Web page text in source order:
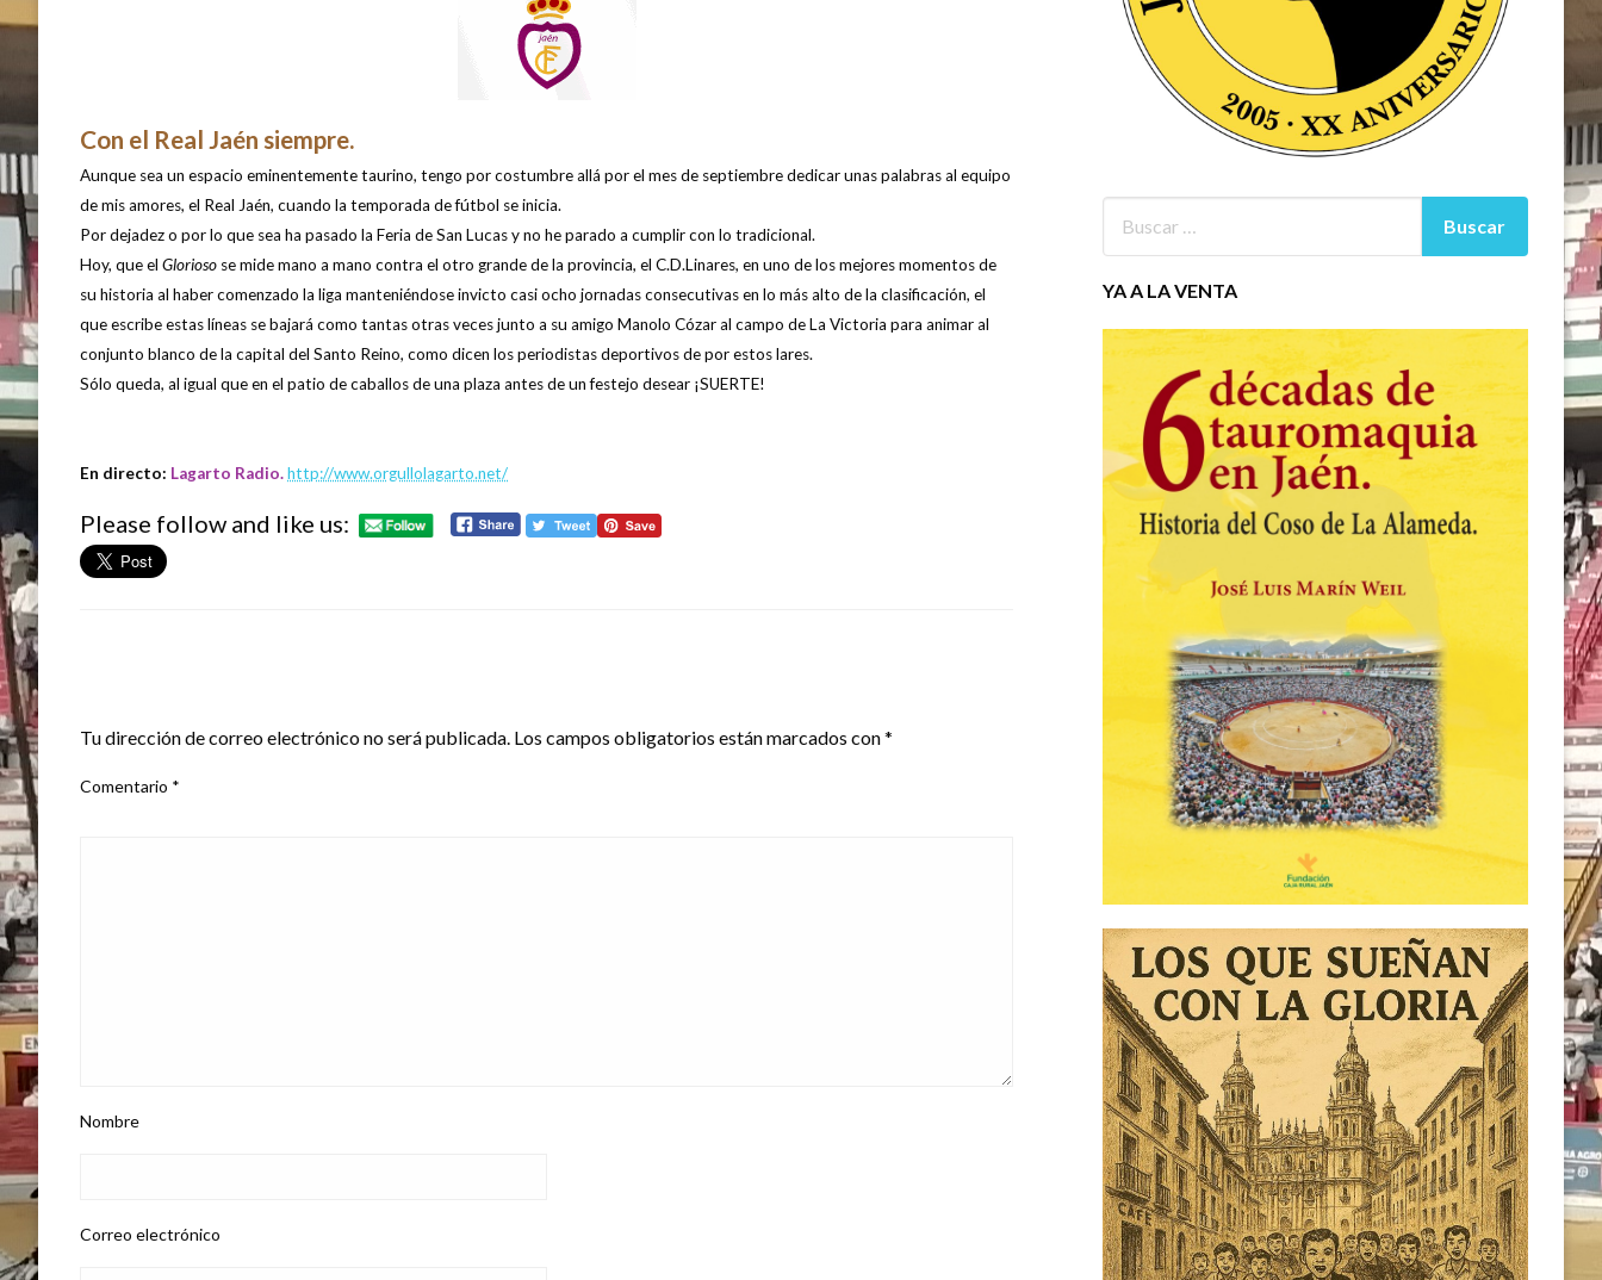
Con el Real Jaén siempre.
Aunque sea un espacio eminentemente taurino, tengo por costumbre allá por el mes de septiembre dedicar unas palabras al equipo
de mis amores, el Real Jaén, cuando la temporada de fútbol se inicia.
Por dejadez o por lo que sea ha pasado la Feria de San Lucas y no he parado a cumplir con lo tradicional.
Hoy, que el Glorioso se mide mano a mano contra el otro grande de la provincia, el C.D.Linares, en uno de los mejores momentos de
su historia al haber comenzado la liga manteniéndose invicto casi ocho jornadas consecutivas en lo más alto de la clasificación, el
que escribe estas líneas se bajará como tantas otras veces junto a su amigo Manolo Cózar al campo de La Victoria para animar al
conjunto blanco de la capital del Santo Reino, como dicen los periodistas deportivos de por estos lares.
Sólo queda, al igual que en el patio de caballos de una plaza antes de un festejo desear ¡SUERTE!
En directo: Lagarto Radio.http://www.orgullolagarto.net/
Please follow and like us:
Tu dirección de correo electrónico no será publicada. Los campos obligatorios están marcados con*
Comentario *
Nombre
Correo electrónico
YA A LA VENTA